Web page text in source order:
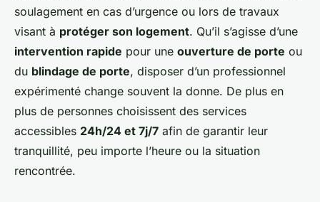
soulagement en cas d’urgence ou lors de travaux
visant à protéger son logement. Qu’il s’agisse d’une
intervention rapide pour une ouverture de porte ou
du blindage de porte, disposer d’un professionnel
expérimenté change souvent la donne. De plus en
plus de personnes choisissent des services
accessibles 24h/24 et 7j/7 afin de garantir leur
tranquillité, peu importe l’heure ou la situation
rencontrée.